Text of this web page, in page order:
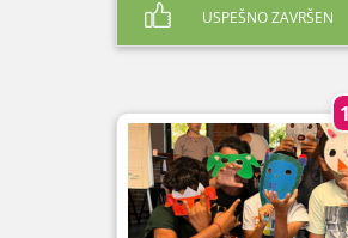
USPEŠNO ZAVRŠEN